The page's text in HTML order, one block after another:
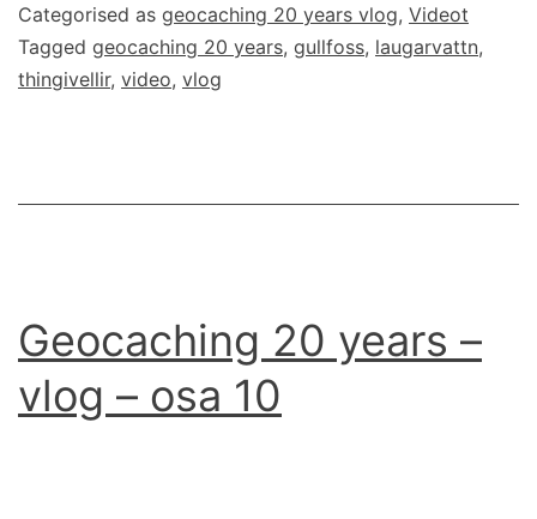
Categorised as geocaching 20 years vlog, Videot
Tagged geocaching 20 years, gullfoss, laugarvattn,
thingivellir, video, vlog
Geocaching 20 years –
vlog – osa 10